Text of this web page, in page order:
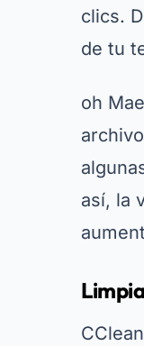
clics.
de tu
oh
así, la